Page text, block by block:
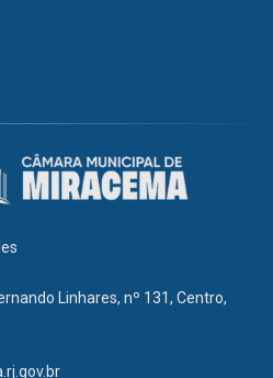
Linhares, nº 131, Centro,